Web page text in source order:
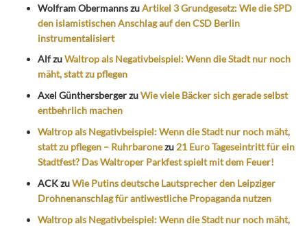
Wolfram ObermannszuArtikel 3 Grundgesetz: Wie die SPD
den islamistischen Anschlag auf den CSD Berlin
instrumentalisiert
AlfzuWaltrop als Negativbeispiel: Wenn die Stadt nur noch
mäht, statt zu pflegen
Axel GünthersbergerzuWie viele Bäcker sich gerade selbst
entbehrlich machen
Waltrop als Negativbeispiel: Wenn die Stadt nur noch mäht,
statt zu pflegen – Ruhrbaronezu 21 Euro Tageseintritt für ein
Stadtfest? Das Waltroper Parkfest spielt mit dem Feuer!
ACKzuWie Putins deutsche Lautsprecher den Leipziger
Drohnenanschlag für antiwestliche Propaganda nutzen
Waltrop als Negativbeispiel: Wenn die Stadt nur noch mäht,